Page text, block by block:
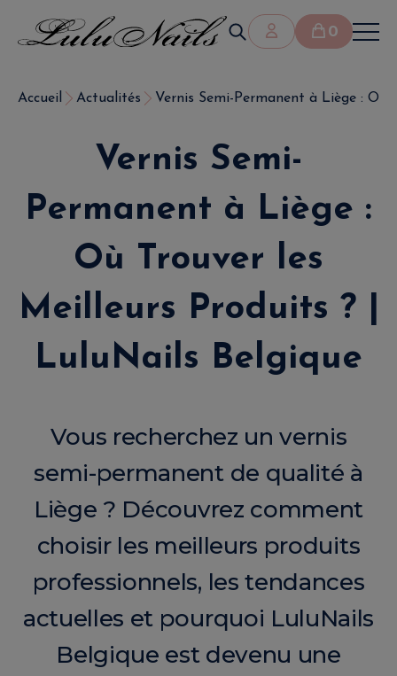
0
Accueil Actualités Vernis Semi-Permanent à Liège : Où
Vernis Semi-
Permanent à Liège :
Où Trouver les
Meilleurs Produits ? |
LuluNails Belgique
Vous recherchez un vernis
semi-permanent de qualité à
Liège ? Découvrez comment
choisir les meilleurs produits
professionnels, les tendances
actuelles et pourquoi LuluNails
Belgique est devenu une